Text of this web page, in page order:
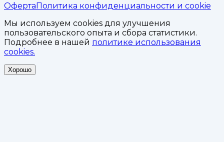
ОфертаПолитика конфиденциальности и cookie
Мы используем cookies для улучшения
пользовательского опыта и сбора статистики.
Подробнее в нашей политике использования
cookies.
Хорошо